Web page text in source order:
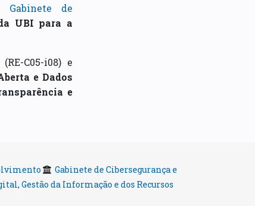
Gabinete de
UBI para a
(RE-C05-i08) e
e Dados
e
Gabinete de Cibersegurança e
Gestão da Informação e dos Recursos